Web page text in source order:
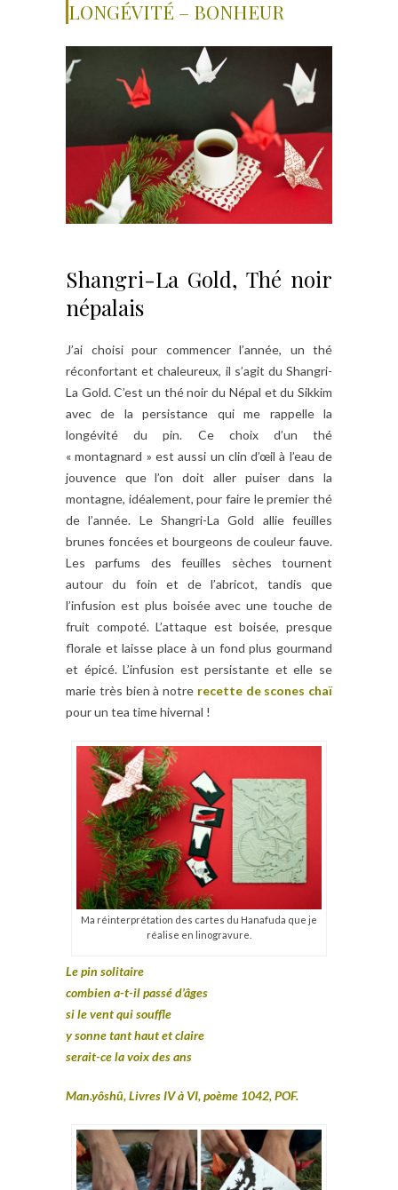
LONGÉVITÉ – BONHEUR
Shangri-La Gold, Thé noir
népalais
J’ai choisi pour commencer l’année, un thé
réconfortant et chaleureux, il s’agit du Shangri-
La Gold. C’est un thé noir du Népal et du Sikkim
avec de la persistance qui me rappelle la
longévité du pin. Ce choix d’un thé
« montagnard » est aussi un clin d’œil à l’eau de
jouvence que l’on doit aller puiser dans la
montagne, idéalement, pour faire le premier thé
de l’année. Le Shangri-La Gold allie feuilles
brunes foncées et bourgeons de couleur fauve.
Les parfums des feuilles sèches tournent
autour du foin et de l’abricot, tandis que
l’infusion est plus boisée avec une touche de
fruit compoté. L’attaque est boisée, presque
florale et laisse place à un fond plus gourmand
et épicé. L’infusion est persistante et elle se
marie très bien à notre recette de scones chaï
pour un tea time hivernal !
Ma réinterprétation des cartes du Hanafuda que je
réalise en linogravure.
Le pin solitaire
combien a-t-il passé d’âges
si le vent qui souffle
y sonne tant haut et claire
serait-ce la voix des ans
Man.yôshû, Livres IV à VI, poème 1042, POF.